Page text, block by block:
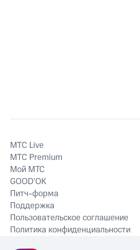
MTС Live
MTС Premium
Мой МТС
GOOD’OK
Питч-форма
Поддержка
Пользовательское соглашение
Политика конфиденциальности